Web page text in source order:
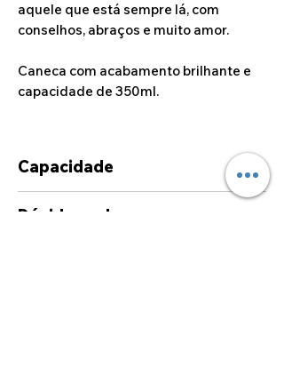
aquele que está sempre lá, com
conselhos, abraços e muito amor.
Caneca com acabamento brilhante e
capacidade de 350ml.
Capacidade
350ml
Dúvidas sobre